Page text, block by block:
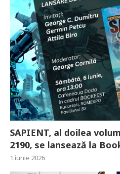
SAPIENT, al doilea
2190, se lansează la
1 iunie 2026